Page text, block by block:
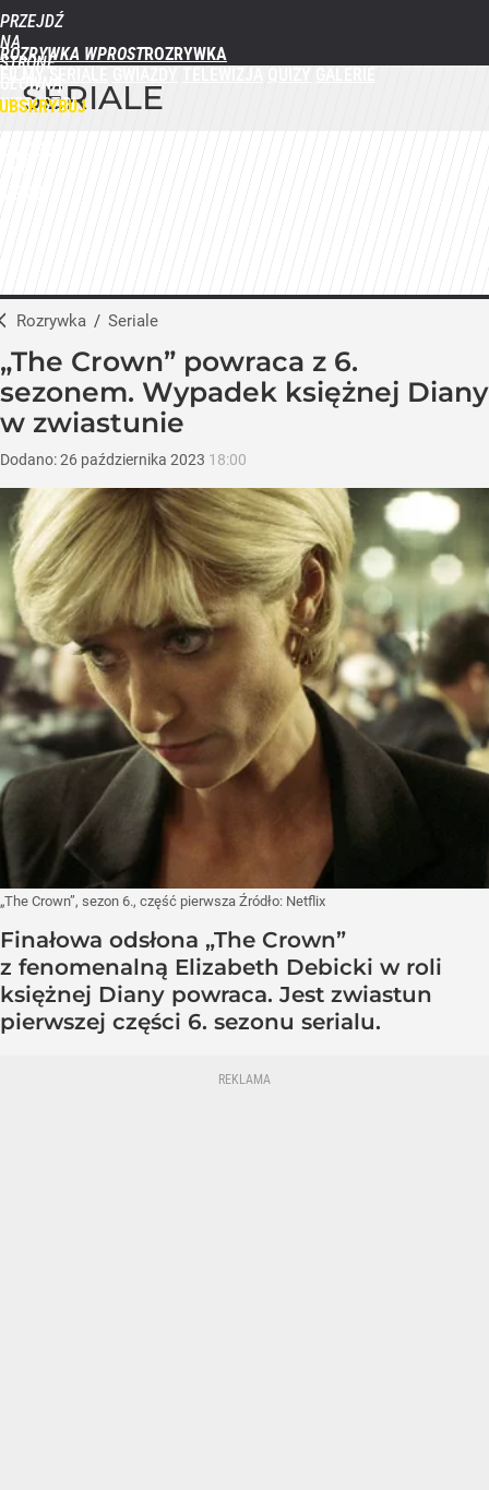
PRZEJDŹ
NA
STRONĘ
GŁÓWNĄ
WPROST.PL
ROZRYWKA WPROST
SERIALE
Rozrywka / Seriale
„The Crown” powraca z 6.
sezonem. Wypadek księżnej Diany
w zwiastunie
Dodano:26 października 2023 18:00
„The Crown”, sezon 6., część pierwsza Źródło: Netflix
Finałowa odsłona „The Crown”
z fenomenalną Elizabeth Debicki w roli
księżnej Diany powraca. Jest zwiastun
pierwszej części 6. sezonu serialu.